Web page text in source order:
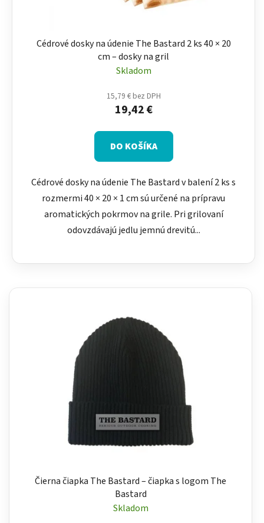
Cédrové dosky na údenie The Bastard 2 ks 40 × 20
cm – dosky na gril
Skladom
15,79 € bez DPH
19,42 €
DO KOŠÍKA
Cédrové dosky na údenie The Bastard v balení 2 ks s
rozmermi 40 × 20 × 1 cm sú určené na prípravu
aromatických pokrmov na grile. Pri grilovaní
odovzdávajú jedlu jemnú drevitú...
Čierna čiapka The Bastard – čiapka s logom The
Bastard
Skladom